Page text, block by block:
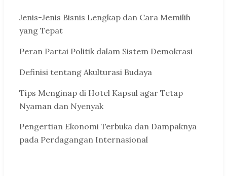
Jenis-Jenis Bisnis Lengkap dan Cara Memilih
yang Tepat
Peran Partai Politik dalam Sistem Demokrasi
Definisi tentang Akulturasi Budaya
Tips Menginap di Hotel Kapsul agar Tetap
Nyaman dan Nyenyak
Pengertian Ekonomi Terbuka dan Dampaknya
pada Perdagangan Internasional